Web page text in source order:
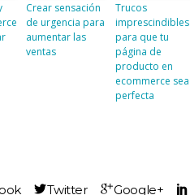
Crear sensación
de urgencia para
aumentar las
ventas
Trucos
imprescindibles
para que tu
página de
producto en
ecommerce sea
perfecta